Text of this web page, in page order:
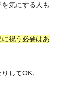
気にする人も
祝う必要はあ
してOK。